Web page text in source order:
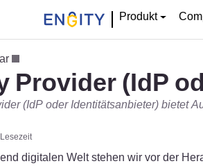
Produkt
Provider (IdP
(IdP oder Identitätsanbieter) bietet
digitalen Welt stehen wir vor der